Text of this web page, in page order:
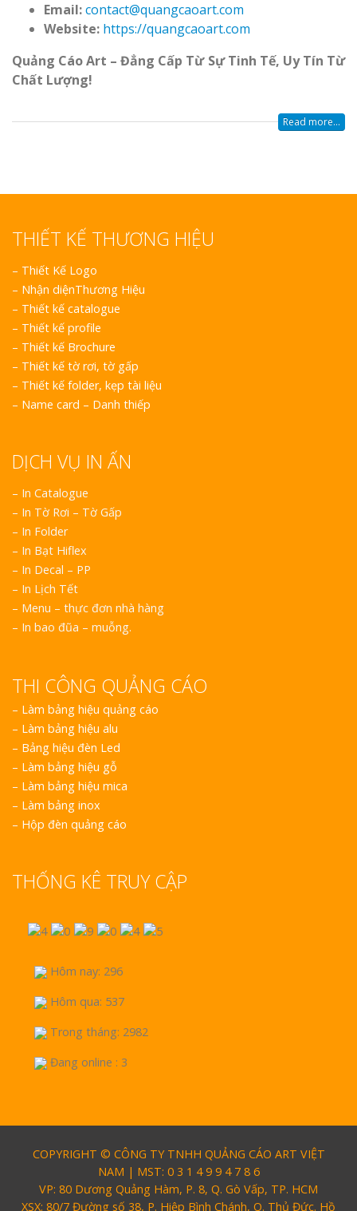
Email:contact@quangcaoart.com
Website: https://quangcaoart.com
Quảng Cáo Art – Đẳng Cấp Từ Sự Tinh Tế, Uy Tín Từ
Chất Lượng!
Read more...
THIẾT KẾ THƯƠNG HIỆU
– Thiết Kế Logo
– Nhận diệnThương Hiệu
– Thiết kế catalogue
– Thiết kế profile
– Thiết kế Brochure
– Thiết kế tờ rơi, tờ gấp
– Thiết kế folder, kẹp tài liệu
– Name card – Danh thiếp
DỊCH VỤ IN ẤN
– In Catalogue
– In Tờ Rơi – Tờ Gấp
– In Folder
– In Bạt Hiflex
– In Decal – PP
– In Lịch Tết
– Menu – thực đơn nhà hàng
– In bao đũa – muỗng.
THI CÔNG QUẢNG CÁO
– Làm bảng hiệu quảng cáo
– Làm bảng hiệu alu
– Bảng hiệu đèn Led
– Làm bảng hiệu gỗ
– Làm bảng hiệu mica
– Làm bảng inox
– Hộp đèn quảng cáo
THỐNG KÊ TRUY CẬP
Hôm nay: 296
Hôm qua: 537
Trong tháng: 2982
Đang online : 3
COPYRIGHT © CÔNG TY TNHH QUẢNG CÁO ART VIỆT
NAM | MST: 0 3 1 4 9 9 4 7 8 6
VP: 80 Dương Quảng Hàm, P. 8, Q. Gò Vấp, TP. HCM
XSX: 80/7 Đường số 38, P. Hiệp Bình Chánh, Q. Thủ Đức. Hồ